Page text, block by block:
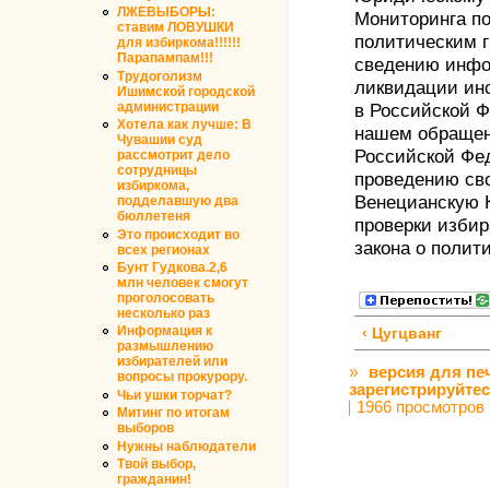
ЛЖЕВЫБОРЫ:
ставим ЛОВУШКИ
для избиркома!!!!!!
Парапампам!!!
Трудоголизм
Ишимской городской
администрации
Хотела как лучше: В
Чувашии суд
рассмотрит дело
сотрудницы
избиркома,
подделавшую два
бюллетеня
Это происходит во
всех регионах
Бунт Гудкова.2,6
млн человек смогут
проголосовать
несколько раз
Информация к
размышлению
избирателей или
вопросы прокурору.
Чьи ушки торчат?
Митинг по итогам
выборов
Нужны наблюдатели
Твой выбор,
гражданин!
Мониторинга
политическим
сведению
ликвидации
в Российской
нашем
Российской
проведению
Венецианскую
проверки
закона о
‹ Цугцванг
»
версия для
1966 просмотров